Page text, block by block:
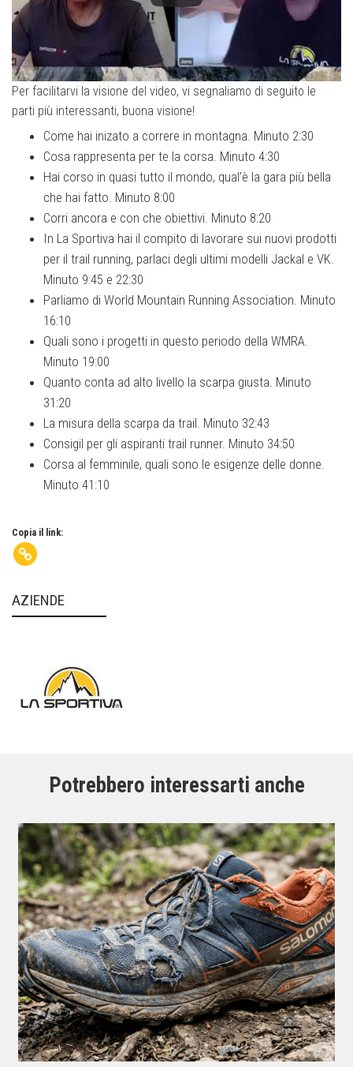
Per facilitarvi la visione del video, vi segnaliamo di seguito le
parti più interessanti, buona visione!
Come hai inizato a correre in montagna. Minuto 2:30
Cosa rappresenta per te la corsa. Minuto 4:30
Hai corso in quasi tutto il mondo, qual’è la gara più bella
che hai fatto. Minuto 8:00
Corri ancora e con che obiettivi. Minuto 8:20
In La Sportiva hai il compito di lavorare sui nuovi prodotti
per il trail running, parlaci degli ultimi modelli Jackal e VK.
Minuto 9:45 e 22:30
Parliamo di World Mountain Running Association. Minuto
16:10
Quali sono i progetti in questo periodo della WMRA.
Minuto 19:00
Quanto conta ad alto livello la scarpa giusta. Minuto
31:20
La misura della scarpa da trail. Minuto 32:43
Consigil per gli aspiranti trail runner. Minuto 34:50
Corsa al femminile, quali sono le esigenze delle donne.
Minuto 41:10
Copia il link:
AZIENDE
Potrebbero interessarti anche